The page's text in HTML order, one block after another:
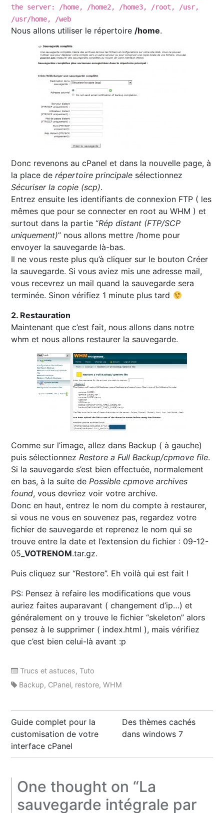
the server: /home, /home2, /home3, /root, /usr,
/usr/home, /web
Nous allons utiliser le répertoire/home.
Donc revenons au cPanel et dans la nouvelle page, à
la place derépertoire principale sélectionnez
Sécuriser la copie (scp).
Entrez ensuite les identifiants de connexion FTP ( les
mêmes que pour se connecter en root au WHM ) et
surtout dans la partie “Rép distant (FTP/SCP
uniquement)” nous allons mettre /home pour
envoyer la sauvegarde là-bas.
Il ne vous reste plus qu’à cliquer sur le bouton Créer
la sauvegarde. Si vous aviez mis une adresse mail,
vous recevrez un mail quand la sauvegarde sera
terminée. Sinon vérifiez 1 minute plus tard
2. Restauration
Maintenant que c’est fait, nous allons dans notre
whm et nous allons restaurer la sauvegarde.
Comme sur l’image, allez dans Backup ( à gauche)
puis sélectionnezRestore a Full Backup/cpmove file.
Si la sauvegarde s’est bien effectuée, normalement
en bas, à la suite dePossible cpmove archives
found, vous devriez voir votre archive.
Donc en haut, entrez le nom du compte à restaurer,
si vous ne vous en souvenez pas, regardez votre
fichier de sauvegarde et reprenez le nom qui se
trouve entre la date et l’extension du fichier : 09-12-
05_VOTRENOM.tar.gz.
Puis cliquez sur “Restore”. Eh voilà qui est fait !
PS: Pensez à refaire les modifications que vous
auriez faites auparavant ( changement d’ip…) et
généralement on y trouve le fichier “skeleton” alors
pensez à le supprimer ( index.html ), mais vérifiez
que c’est bien celui-là avant :p
Trucs et astuces,Tuto
Backup, CPanel, restore,WHM
Post
navigation
Guide complet pour la
customisation de votre
interface cPanel
Des thèmes cachés
dans windows 7
One thought on “La
sauvegarde intégrale par